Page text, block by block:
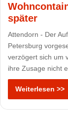
später
Attendorn - Der
Petersburg
verzögert sich um
ihre Zusage nicht
Weiterlesen >>